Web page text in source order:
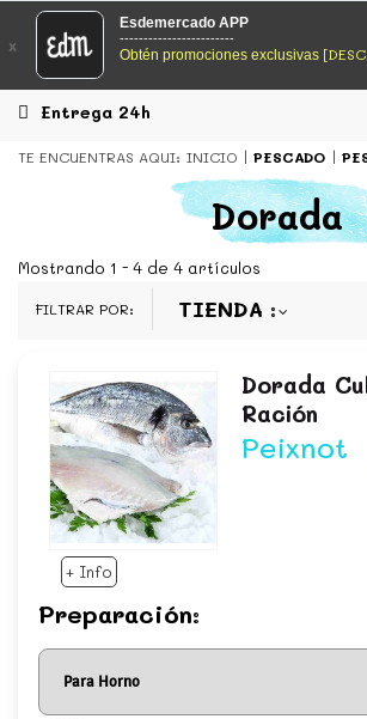
EsDeMercado.com
EsDeMercado.com
los mejores mercados de Barcelona y de
locales.
EsDeMercado.com
te lleva a casa los
los mejores mercados de Barcelona y de
x
Esdemercado APP
------------------------
Obtén promociones exclusivas
Entrega 24h
TE ENCUENTRAS AQUI: INICIO PESCADO
Dorada
Mostrando 1 - 4 de 4 artículos
FILTRAR POR: TIENDA
+ Info
Dorada
Ración
Peixnot
Preparación: